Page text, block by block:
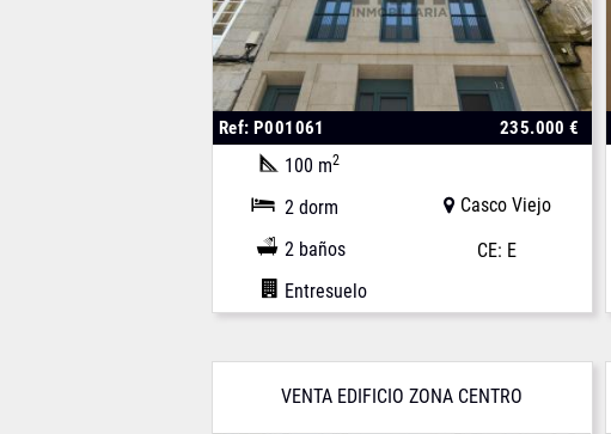
Ref: P001061 235.000 €
100 m2
2 dorm
2 baños
Entresuelo
Casco Viejo
CE: E
VENTA EDIFICIO ZONA CENTRO